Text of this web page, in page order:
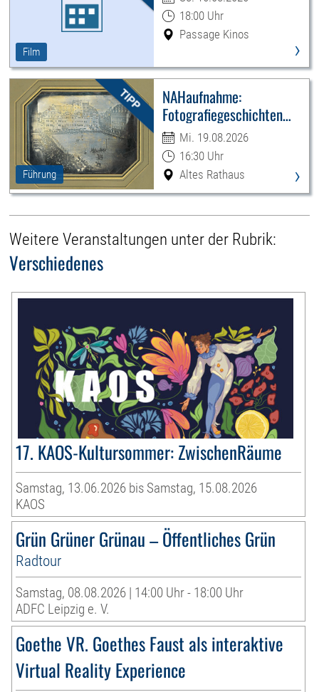
Film
18:00 Uhr
Passage Kinos
›
Führung
NAHaufnahme:
Fotografiegeschichten
Leipzigs
Mi. 19.08.2026
16:30 Uhr
Altes Rathaus
›
Weitere Veranstaltungen unter der Rubrik:
Verschiedenes
17. KAOS-Kultursommer: ZwischenRäume
Samstag, 13.06.2026 bis Samstag, 15.08.2026
KAOS
Grün Grüner Grünau – Öffentliches Grün
Radtour
Samstag, 08.08.2026 | 14:00 Uhr - 18:00 Uhr
ADFC Leipzig e. V.
Goethe VR. Goethes Faust als interaktive
Virtual Reality Experience